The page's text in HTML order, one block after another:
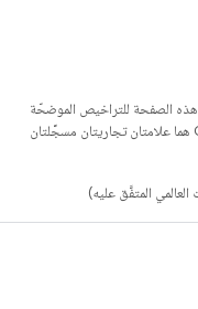
الصفحة للتراخيص الموضحّة
. إنّ Java وOpenJDK هما علامتان تجاريتان مسجَّلتان